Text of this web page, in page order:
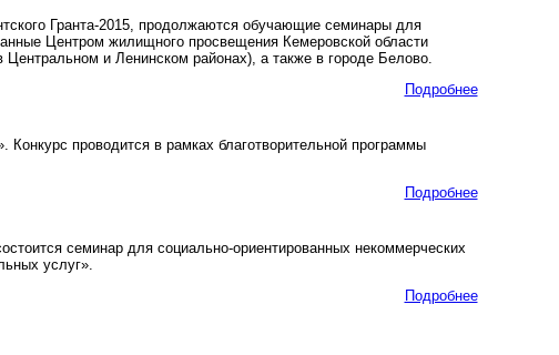
Гранта-2015, продолжаются обучающие семинары для
Центром жилищного просвещения Кемеровской области
и Ленинском районах), а также в городе Белово.
Подробнее
проводится в рамках благотворительной программы
Подробнее
семинар для социально-ориентированных некоммерческих
услуг».
Подробнее